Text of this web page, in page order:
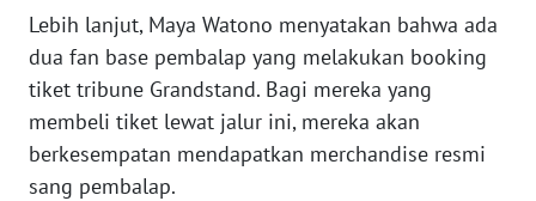
Lebih lanjut, Maya Watono menyatakan bahwa ada
dua fan base pembalap yang melakukan booking
tiket tribune Grandstand. Bagi mereka yang
membeli tiket lewat jalur ini, mereka akan
berkesempatan mendapatkan merchandise resmi
sang pembalap.
WN
SERAMBI
WN
JAMBI